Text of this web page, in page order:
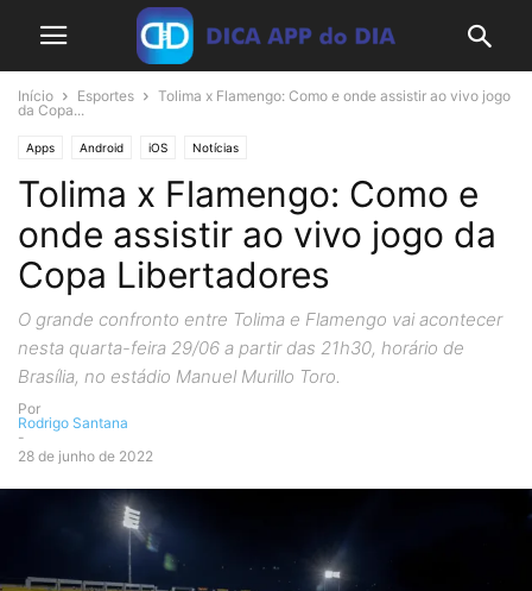
Início Esportes
Tolima x Flamengo: Como e onde assistir ao vivo jogo
da Copa...
Apps Android iOS Notícias
Tolima x Flamengo: Como e
onde assistir ao vivo jogo da
Copa Libertadores
O grande confronto entre Tolima e Flamengo vai acontecer
nesta quarta-feira 29/06 a partir das 21h30, horário de
Brasília, no estádio Manuel Murillo Toro.
Por
Rodrigo Santana
-
28 de junho de 2022